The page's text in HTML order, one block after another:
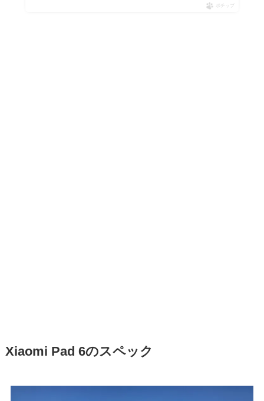
ポチップ
Xiaomi Pad 6のスペック